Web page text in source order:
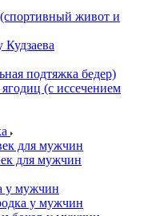
живот и
подтяжка бедер)
(с иссечением
для мужчин
для мужчин
у мужчин
у мужчин